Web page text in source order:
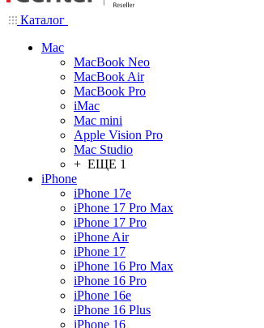
Каталог
Mac
MacBook Neo
MacBook Air
MacBook Pro
iMac
Mac mini
Apple Vision Pro
Mac Studio
+ ЕЩЕ 1
iPhone
iPhone 17e
iPhone 17 Pro Max
iPhone 17 Pro
iPhone Air
iPhone 17
iPhone 16 Pro Max
iPhone 16 Pro
iPhone 16e
iPhone 16 Plus
iPhone 16